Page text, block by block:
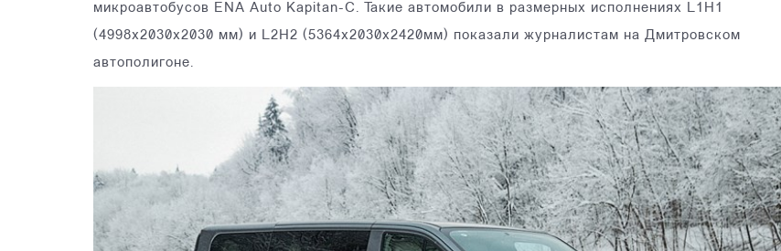
микроавтобусов ENA Auto Kapitan-С. Такие автомобили в размерных исполнениях L1H1
(4998х2030х2030 мм) и L2H2 (5364х2030х2420мм) показали журналистам на Дмитровском
автополигоне.